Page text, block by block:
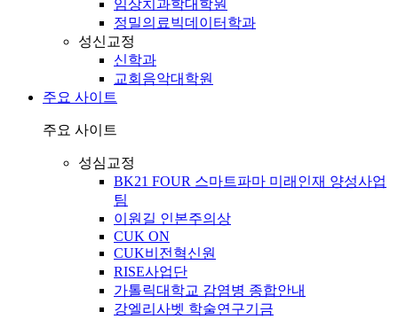
임상치과학대학원
정밀의료빅데이터학과
성신교정
신학과
교회음악대학원
주요 사이트
주요 사이트
성심교정
BK21 FOUR 스마트파마 미래인재 양성사업
팀
이원길 인본주의상
CUK ON
CUK비전혁신원
RISE사업단
가톨릭대학교 감염병 종합안내
강엘리사벳 학술연구기금